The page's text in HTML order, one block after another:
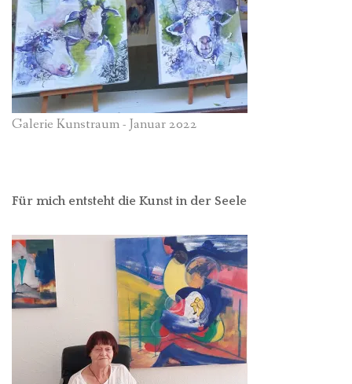
Galerie Kunstraum - Januar 2022
Für mich entsteht die Kunst in der Seele